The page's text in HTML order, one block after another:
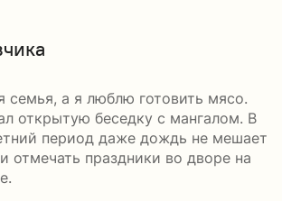
семья, а я люблю готовить мясо.
открытую беседку с мангалом. В
период даже дождь не мешает
отмечать праздники во дворе на